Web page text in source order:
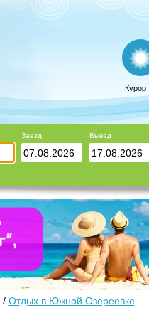
Заезд Выезд
/ Отдых в Южной Озереевке